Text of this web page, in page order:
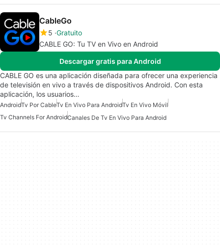
CableGo
5 Gratuito
CABLE GO: Tu TV en Vivo en Android
Descargar gratis para Android
CABLE GO es una aplicación diseñada para ofrecer una experiencia
de televisión en vivo a través de dispositivos Android. Con esta
aplicación, los usuarios…
AndroidTv Por CableTv En Vivo Para AndroidTv En Vivo Móvil
Tv Channels For AndroidCanales De Tv En Vivo Para Android